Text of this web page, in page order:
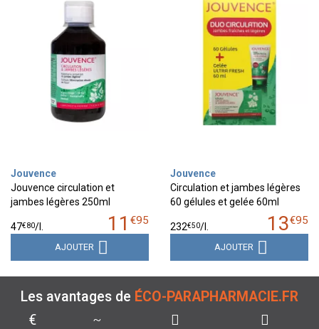
Jouvence
Jouvence circulation et
jambes légères 250ml
11 €95
47€80/
AJOUTER
Jouvence
Circulation et jambes légères
60 gélules et gelée 60ml
13€95
232€50/
AJOUTER
Les avantages de ÉCO-PARAPHARMACIE.FR
€